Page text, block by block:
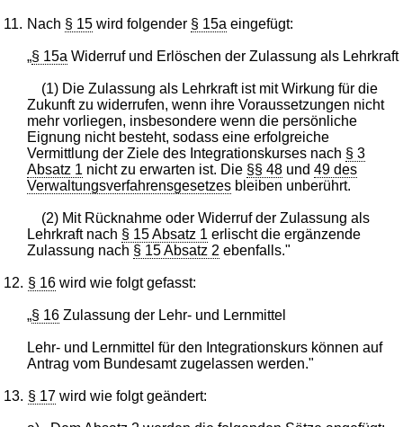
11. Nach § 15 wird folgender § 15a eingefügt:
„§ 15a Widerruf und Erlöschen der Zulassung als Lehrkraft
(1) Die Zulassung als Lehrkraft ist mit Wirkung für die
Zukunft zu widerrufen, wenn ihre Voraussetzungen nicht
mehr vorliegen, insbesondere wenn die persönliche
Eignung nicht besteht, sodass eine erfolgreiche
Vermittlung der Ziele des Integrationskurses nach § 3
Absatz 1 nicht zu erwarten ist. Die §§ 48 und49 des
Verwaltungsverfahrensgesetzes bleiben unberührt.
(2) Mit Rücknahme oder Widerruf der Zulassung als
Lehrkraft nach § 15 Absatz 1 erlischt die ergänzende
Zulassung nach § 15 Absatz 2 ebenfalls."
12. § 16 wird wie folgt gefasst:
„§ 16 Zulassung der Lehr- und Lernmittel
Lehr- und Lernmittel für den Integrationskurs können auf
Antrag vom Bundesamt zugelassen werden."
13. § 17 wird wie folgt geändert: